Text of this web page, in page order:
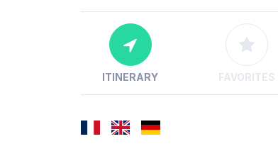
ITINERARY FAVORITES